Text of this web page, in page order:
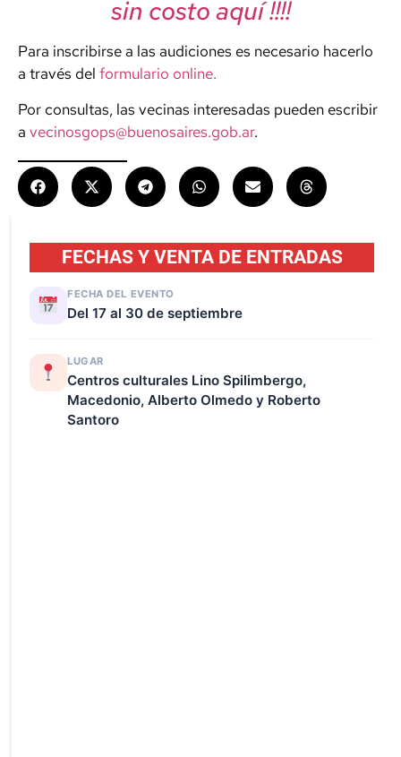
sin costo aquí !!!!
Para inscribirse a las audiciones es necesario hacerlo
a través del formulario online.
Por consultas, las vecinas interesadas pueden escribir
a vecinosgops@buenosaires.gob.ar.
FECHAS Y VENTA DE ENTRADAS
FECHA DEL EVENTO
Del 17 al 30 de septiembre
LUGAR
Centros culturales Lino Spilimbergo,
Macedonio, Alberto Olmedo y Roberto
Santoro